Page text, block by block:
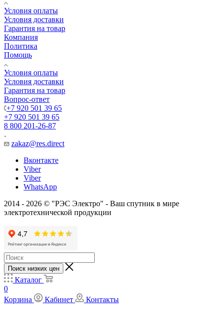
Условия оплаты
Условия доставки
Гарантия на товар
Компания
Политика
Помощь
Условия оплаты
Условия доставки
Гарантия на товар
Вопрос-ответ
+7 920 501 39 65
+7 920 501 39 65
8 800 201-26-87
zakaz@res.direct
Вконтакте
Viber
Viber
WhatsApp
2014 - 2026 © "РЭС Электро" - Ваш спутник в мире
электротехнической продукции
Поиск низких цен
Каталог
0
Корзина
Кабинет Контакты